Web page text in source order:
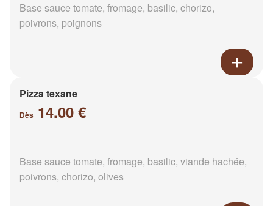
Base sauce tomate, fromage, basilic, chorizo,
poivrons, poignons
Pizza texane
Dès 14.00 €
Base sauce tomate, fromage, basilic, viande hachée,
poivrons, chorizo, olives